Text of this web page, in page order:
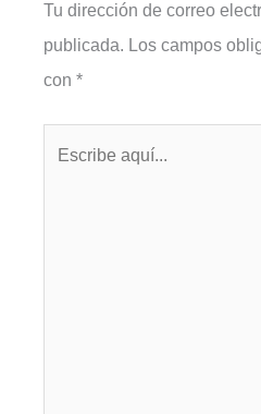
Tu dirección de correo
publicada. Los campos
con *